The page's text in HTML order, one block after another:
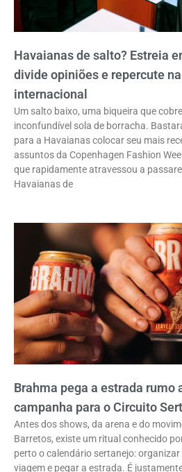
Havaianas de salto? Estreia
divide opiniões e repercute
internacional
Um salto baixo, uma biqueira que
inconfundível sola de borracha.
para a Havaianas colocar seu mais
assuntos da Copenhagen Fashion
que rapidamente atravessou a
Havaianas de
Brahma pega a estrada rumo
campanha para o Circuito
Antes dos shows, da arena e do
Barretos, existe um ritual conhecido
perto o calendário sertanejo:
viagem e pegar a estrada. É